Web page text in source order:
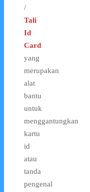
/
Tali
Id
Card
yang
merupakan
alat
bantu
untuk
menggantungkan
kartu
id
atau
tanda
pengenal